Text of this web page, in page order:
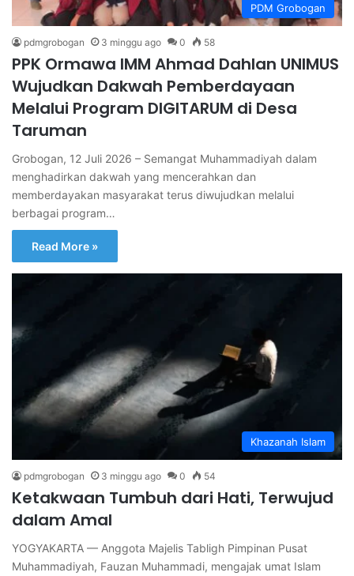
PDM Grobogan
pdmgrobogan 3 minggu ago 0 58
PPK Ormawa IMM Ahmad Dahlan UNIMUS
Wujudkan Dakwah Pemberdayaan
Melalui Program DIGITARUM di Desa
Taruman
Grobogan, 12 Juli 2026 – Semangat Muhammadiyah dalam
menghadirkan dakwah yang mencerahkan dan
memberdayakan masyarakat terus diwujudkan melalui
berbagai program…
Read More »
Khazanah Islam
pdmgrobogan 3 minggu ago 0 54
Ketakwaan Tumbuh dari Hati, Terwujud
dalam Amal
YOGYAKARTA — Anggota Majelis Tabligh Pimpinan Pusat
Muhammadiyah, Fauzan Muhammadi, mengajak umat Islam